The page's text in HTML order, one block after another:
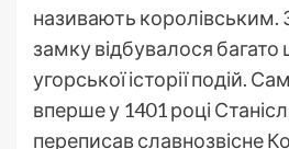
називають королівським.
замку відбувалося багато
угорської історії подій.
вперше у 1401 році
переписав славнозвісне